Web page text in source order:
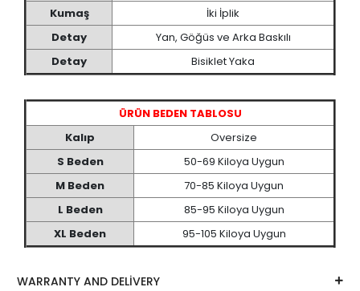
Kumaş
İki İplik
Detay
Yan, Göğüs ve Arka Baskılı
Detay
Bisiklet Yaka
ÜRÜN BEDEN TABLOSU
Kalıp
Oversize
S Beden
50-69 Kiloya Uygun
M Beden
70-85 Kiloya Uygun
L Beden
85-95 Kiloya Uygun
XL Beden
95-105 Kiloya Uygun
WARRANTY AND DELİVERY